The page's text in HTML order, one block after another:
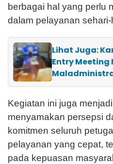
berbagai hal yang perlu
dalam pelayanan sehari-
Lihat Juga:
Entry Meeting
Kegiatan ini juga
menyamakan persepsi
komitmen seluruh
pelayanan yang cepat,
pada kepuasan